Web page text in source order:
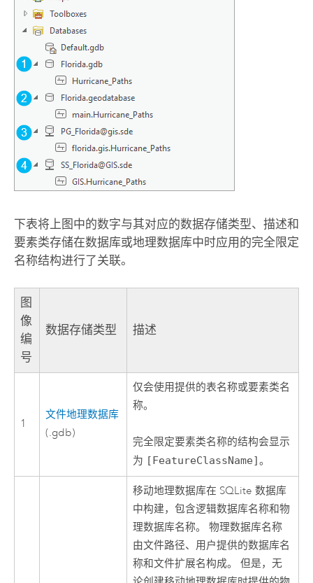
下表将上图中的数字与其对应的数据存储类型、描述和
要素类存储在数据库或地理数据库中时应用的完全限定
名称结构进行了关联。
图
像
编
号
数据存储类型 描述
1
文件地理数据库
(.gdb)
仅会使用提供的表名称或要素类名
称。
完全限定要素类名称的结构会显示
为 [FeatureClassName]。
移动地理数据库在 SQLite 数据库
中构建，包含逻辑数据库名称和物
理数据库名称。 物理数据库名称
由文件路径、用户提供的数据库名
称和文件扩展名构成。 但是，无